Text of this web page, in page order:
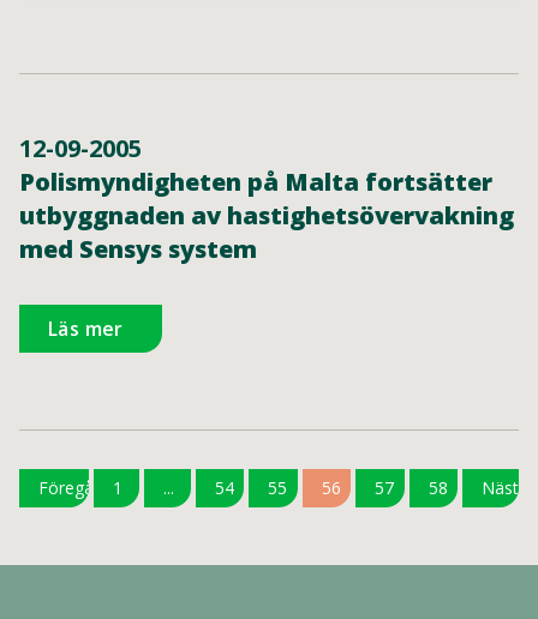
12-09-2005
Polismyndigheten på Malta fortsätter
utbyggnaden av hastighetsövervakning
med Sensys system
Läs mer
Föregående
1 ... 54 55 56 57 58 Nästa